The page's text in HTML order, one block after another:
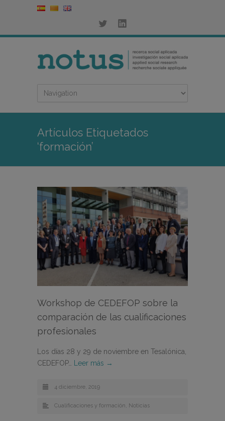
Artículos Etiquetados
‘formación’
Workshop de CEDEFOP sobre la
comparación de las cualificaciones
profesionales
Los días 28 y 29 de noviembre en Tesalónica,
CEDEFOP…
Leer más →
4 diciembre, 2019
Cualificaciones y formación, Noticias